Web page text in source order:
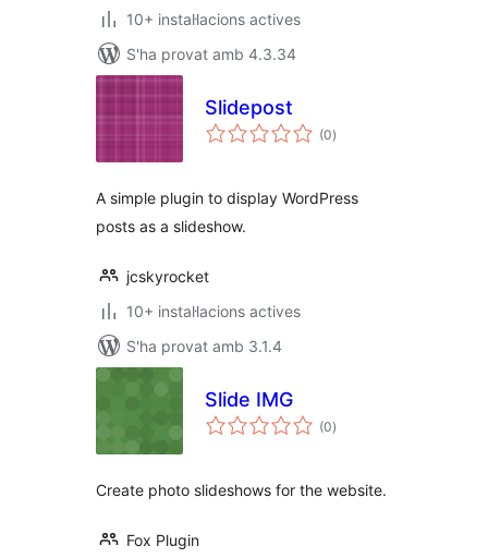
10+ instal·lacions actives
S'ha provat amb 4.3.34
Slidepost
(0puntuacions
totals
)
A simple plugin to display WordPress
posts as a slideshow.
jcskyrocket
10+ instal·lacions actives
S'ha provat amb 3.1.4
Slide IMG
(0puntuacions
totals
)
Create photo slideshows for the website.
Fox Plugin